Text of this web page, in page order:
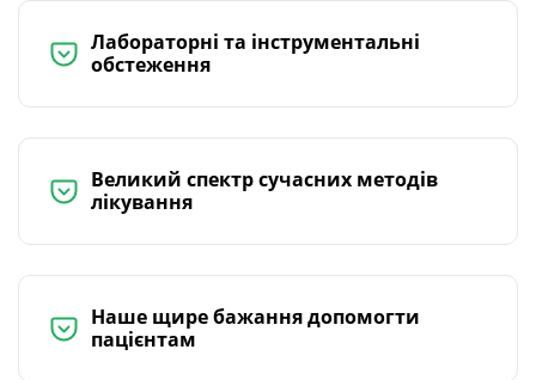
Лабораторні та інструментальні
обстеження
Великий спектр сучасних методів
лікування
Наше щире бажання допомогти
пацієнтам